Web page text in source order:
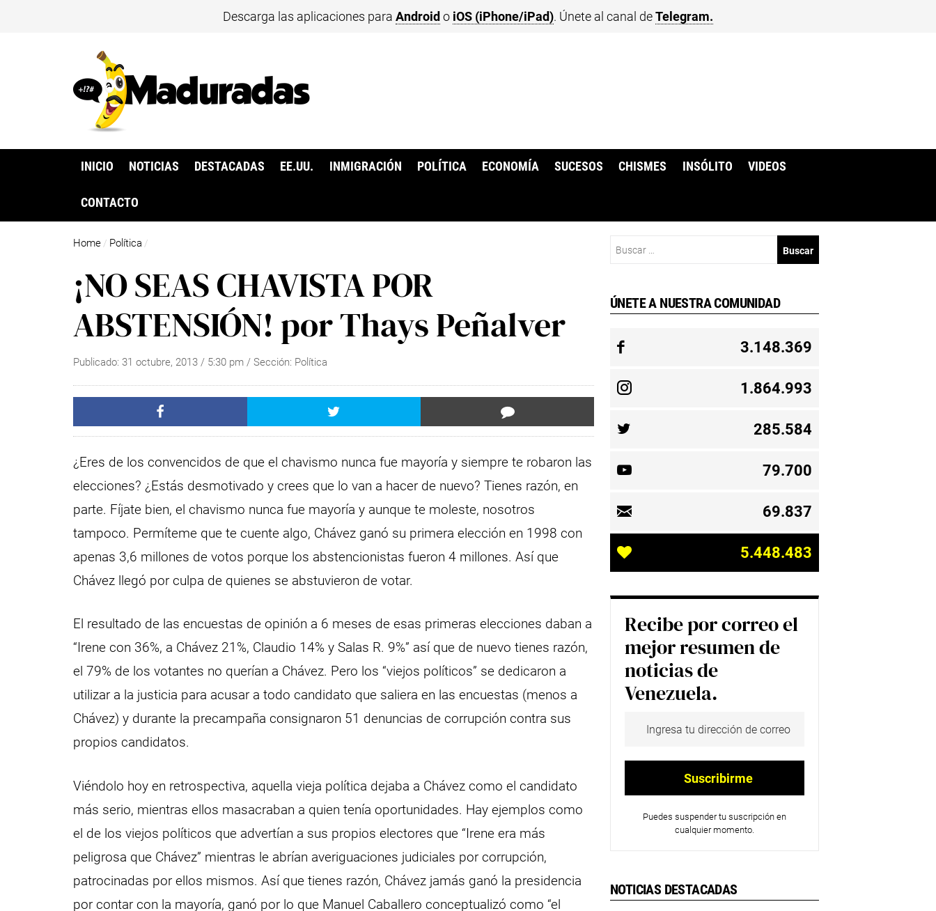
Descarga las aplicaciones para Android o iOS (iPhone/iPad). Únete al canal deTelegram.
INICIO NOTICIAS DESTACADAS EE.UU. INMIGRACIÓN POLÍTICA ECONOMÍA SUCESOS CHISMES INSÓLITO VIDEOS
CONTACTO
Home / Política /
¡NO SEAS CHAVISTA POR
ABSTENSIÓN! por Thays Peñalver
Publicado:31 octubre, 2013 / 5:30 pm/ Sección: Política
¿Eres de los convencidos de que el chavismo nunca fue mayoría y siempre te robaron las
elecciones? ¿Estás desmotivado y crees que lo van a hacer de nuevo? Tienes razón, en
parte. Fíjate bien, el chavismo nunca fue mayoría y aunque te moleste, nosotros
tampoco. Permíteme que te cuente algo, Chávez ganó su primera elección en 1998 con
apenas 3,6 millones de votos porque los abstencionistas fueron 4 millones. Así que
Chávez llegó por culpa de quienes se abstuvieron de votar.
El resultado de las encuestas de opinión a 6 meses de esas primeras elecciones daban a
“Irene con 36%, a Chávez 21%, Claudio 14% y Salas R. 9%” así que de nuevo tienes razón,
el 79% de los votantes no querían a Chávez. Pero los “viejos políticos” se dedicaron a
utilizar a la justicia para acusar a todo candidato que saliera en las encuestas (menos a
Chávez) y durante la precampaña consignaron 51 denuncias de corrupción contra sus
propios candidatos.
Viéndolo hoy en retrospectiva, aquella vieja política dejaba a Chávez como el candidato
más serio, mientras ellos masacraban a quien tenía oportunidades. Hay ejemplos como
el de los viejos políticos que advertían a sus propios electores que “Irene era más
peligrosa que Chávez” mientras le abrían averiguaciones judiciales por corrupción,
patrocinadas por ellos mismos. Así que tienes razón, Chávez jamás ganó la presidencia
por contar con la mayoría, ganó por lo que Manuel Caballero conceptualizó como “el
ÚNETE A NUESTRA COMUNIDAD
3.148.369
1.864.993
285.584
79.700
69.837
5.448.483
Recibe por correo el
mejor resumen de
noticias de
Venezuela.
Puedes suspender tu suscripción en
cualquier momento.
NOTICIAS DESTACADAS